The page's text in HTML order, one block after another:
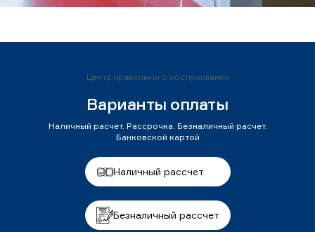
Центр правильного обслуживания
Варианты оплаты
Наличный расчет. Рассрочка. Безналичный расчет.
Банковской картой
Наличный рассчет
Безналичный рассчет